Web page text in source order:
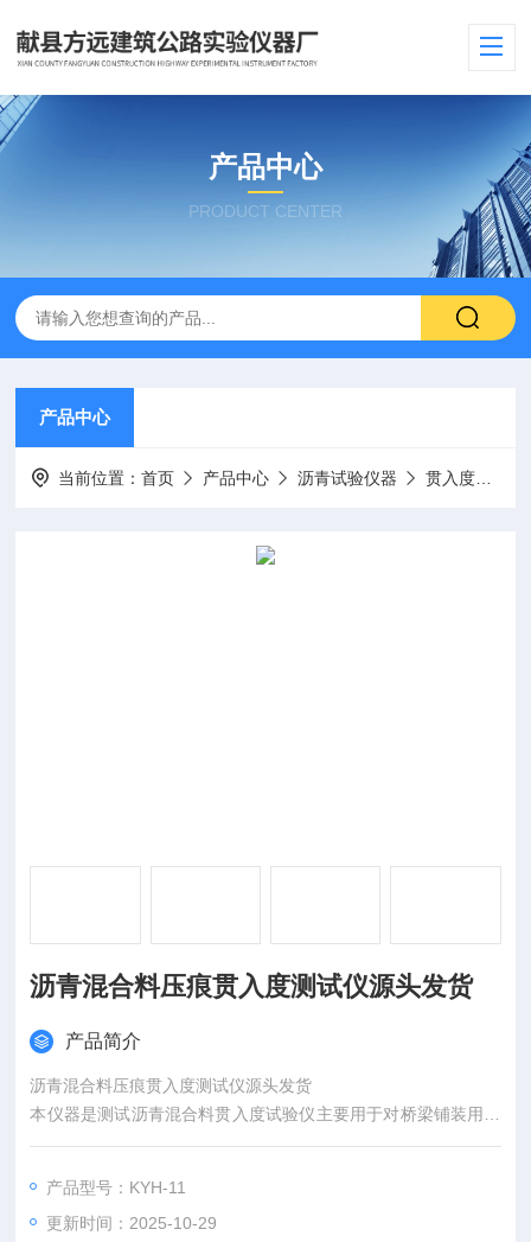
产品中心
PRODUCT CENTER
产品中心
当前位置：首页 产品中心 沥青试验仪器 贯入度检测仪
沥青混合料压痕贯入度测试仪源头发货
产品简介
沥青混合料压痕贯入度测试仪源头发货
本仪器是测试沥青混合料贯入度试验仪主要用于对桥梁铺装用沥
青混合料进行贯入试验，以
测定其在一定温度一定荷载强度下的变形量。可进行单一试件的
贯入度试验，也可同时进行
产品型号：KYH-11
更新时间：2025-10-29